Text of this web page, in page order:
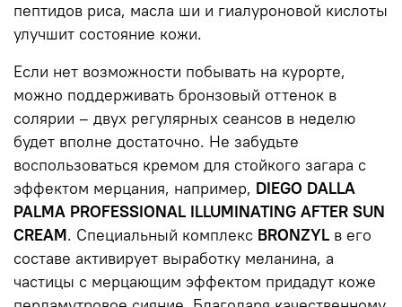
пептидов риса, масла ши и гиалуроновой кислоты
улучшит состояние кожи.
Если нет возможности побывать на курорте,
можно поддерживать бронзовый оттенок в
солярии – двух регулярных сеансов в неделю
будет вполне достаточно. Не забудьте
воспользоваться кремом для стойкого загара с
эффектом мерцания, например, DIEGO DALLA
PALMA PROFESSIONAL ILLUMINATING AFTER SUN
CREAM. Специальный комплекс BRONZYL в его
составе активирует выработку меланина, а
частицы с мерцающим эффектом придадут коже